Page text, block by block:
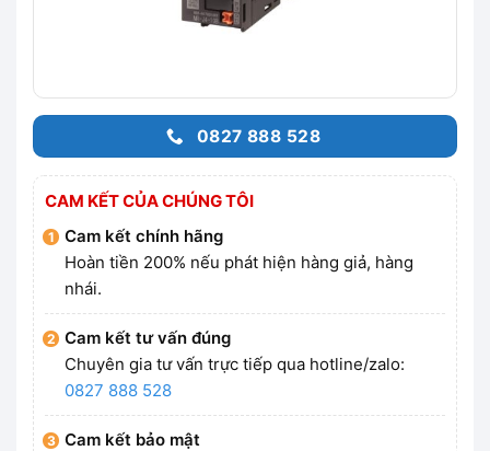
0827 888 528
CAM KẾT CỦA CHÚNG TÔI
Cam kết chính hãng
Hoàn tiền 200% nếu phát hiện hàng giả, hàng
nhái.
Cam kết tư vấn đúng
Chuyên gia tư vấn trực tiếp qua hotline/zalo:
0827 888 528
Cam kết bảo mật